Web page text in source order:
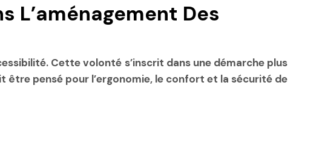
L’aménagement Des
Cette volonté s’inscrit dans une démarche plus
être pensé pour l’ergonomie, le confort et la sécurité de